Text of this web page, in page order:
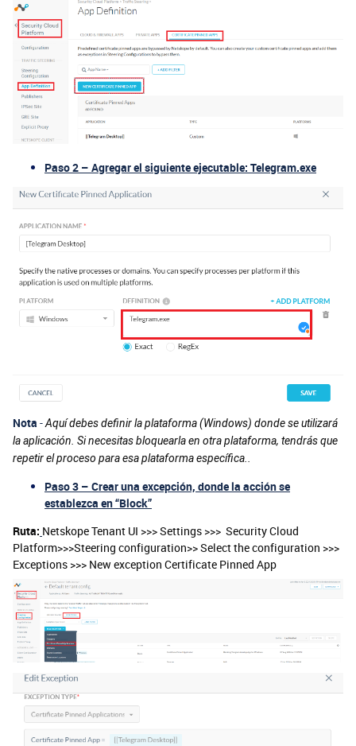
Paso 2 – Agregar el siguiente ejecutable: Telegram.exe
Nota -Aquí debes definir la plataforma (Windows) donde se utilizará
la aplicación. Si necesitas bloquearla en otra plataforma, tendrás que
repetir el proceso para esa plataforma específica.
Paso 3 – Crear una excepción, donde la acción se
establezca en “Block”
Ruta: Netskope Tenant UI >>> Settings >>> Security Cloud
Platform>>>Steering configuration>> Select the configuration >>>
Exceptions >>> New exception Certificate Pinned App